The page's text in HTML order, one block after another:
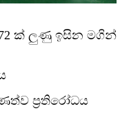
72 ක් ලුණු ඉසින මගින්
ප්‍රතිරෝධය